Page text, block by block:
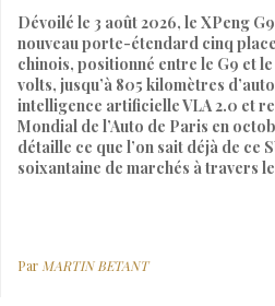
Dévoilé le 3 août 2026, le XPeng
nouveau porte-étendard cinq
chinois, positionné entre le G9 et
volts, jusqu’à 805 kilomètres
intelligence artificielle VLA 2.0 et
Mondial de l’Auto de Paris en
détaille ce que l’on sait déjà de ce
soixantaine de marchés à travers
ParMARTIN BETANT